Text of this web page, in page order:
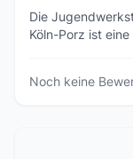
Die
Köln-Porz ist
Noch keine